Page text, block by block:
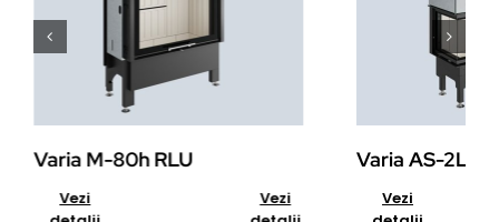
Varia M-80h RLU
Add to cart Details
Varia AS-2Lh
Add to cart